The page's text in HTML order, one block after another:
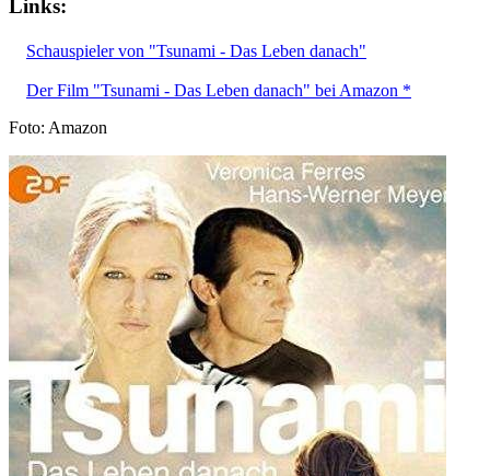
Links:
Schauspieler von "Tsunami - Das Leben danach"
Der Film "Tsunami - Das Leben danach" bei Amazon *
Foto: Amazon